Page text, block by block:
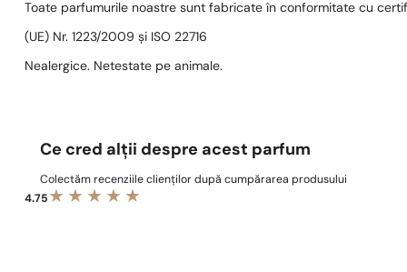
Toate parfumurile noastre sunt fabricate în conformitate cu
(UE) Nr. 1223/2009 și ISO 22716
Nealergice. Netestate pe animale.
Ce cred alții despre acest parfum
Colectăm recenziile clienților după cumpărarea produsului
4.75